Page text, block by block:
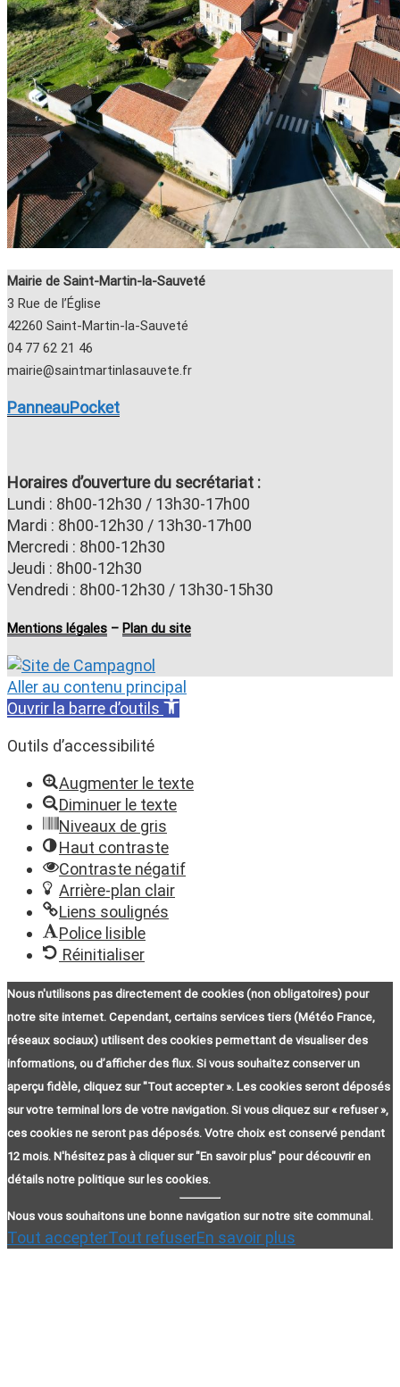
Mairie de Saint-Martin-la-Sauveté
3 Rue de l’Église
42260 Saint-Martin-la-Sauveté
04 77 62 21 46
mairie@saintmartinlasauvete.fr
PanneauPocket
Horaires d’ouverture du secrétariat :
Lundi : 8h00-12h30 / 13h30-17h00
Mardi : 8h00-12h30 / 13h30-17h00
Mercredi : 8h00-12h30
Jeudi : 8h00-12h30
Vendredi : 8h00-12h30 / 13h30-15h30
Mentions légales – Plan du site
Aller au contenu principal
Ouvrir la barre d’outils
Outils d’accessibilité
Augmenter le texte
Diminuer le texte
Niveaux de gris
Haut contraste
Contraste négatif
Arrière-plan clair
Liens soulignés
Police lisible
Réinitialiser
Nous n'utilisons pas directement de cookies (non obligatoires) pour
notre site internet. Cependant, certains services tiers (Météo France,
réseaux sociaux) utilisent des cookies permettant de visualiser des
informations, ou d’afficher des flux. Si vous souhaitez conserver un
aperçu fidèle, cliquez sur "Tout accepter ». Les cookies seront déposés
sur votre terminal lors de votre navigation. Si vous cliquez sur « refuser »,
ces cookies ne seront pas déposés. Votre choix est conservé pendant
12 mois. N'hésitez pas à cliquer sur "En savoir plus" pour découvrir en
détails notre politique sur les cookies.
Nous vous souhaitons une bonne navigation sur notre site communal.
Tout accepterTout refuserEn savoir plus